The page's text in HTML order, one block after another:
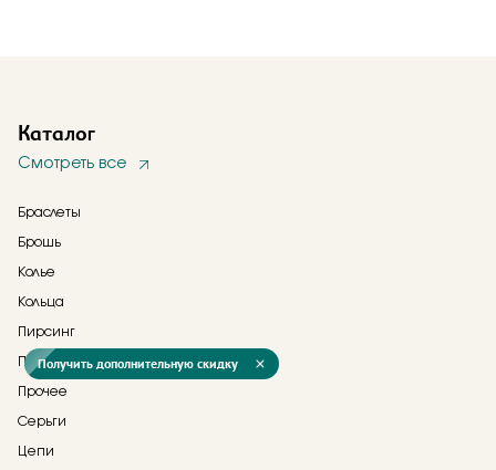
Каталог
Смотреть все
Браслеты
Брошь
Колье
Кольца
Пирсинг
Подвески
Прочее
Серьги
Цепи
Получить дополнительную скидку